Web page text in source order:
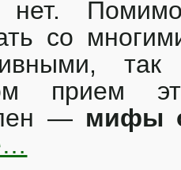
Помимо
со
прием
— мифы